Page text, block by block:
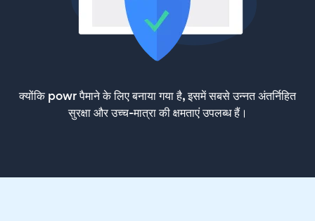
क्योंकि powr पैमाने के लिए बनाया गया है, इसमें सबसे उन्नत अंतर्निहित
सुरक्षा और उच्च-मात्रा की क्षमताएं उपलब्ध हैं।